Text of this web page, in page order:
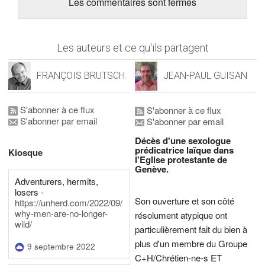
Les auteurs et ce qu'ils partagent
FRANÇOIS BRUTSCH
S'abonner à ce flux
S'abonner par email
Kiosque
Adventurers, hermits,
losers -
https://unherd.com/2022/09/
why-men-are-no-longer-
wild/
9 septembre 2022
JEAN-PAUL GUISAN
S'abonner à ce flux
S'abonner par email
Décès d'une sexologue
prédicatrice laïque dans
l'Eglise protestante de
Genève.
Son ouverture et son côté
résolument atypique ont
particulièrement fait du bien à
plus d'un membre du Groupe
C+H/Chrétien-ne-s ET